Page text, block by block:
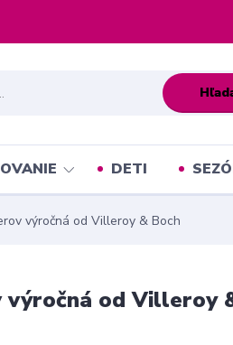
DETI
výročná od Villeroy & Boch
od Villeroy